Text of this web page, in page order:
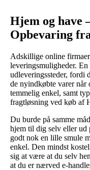
Hjem og have
Opbevaring
Adskillige online
leveringsmuligheder.
udleveringssteder, fordi
de nyindkøbte varer når
temmelig enkel, samt
fragtløsning ved køb af
Du burde på samme
hjem til dig selv eller ud
godt nok en lille smule
enkel. Den mindst
sig at være at du selv
at du er nærved e-